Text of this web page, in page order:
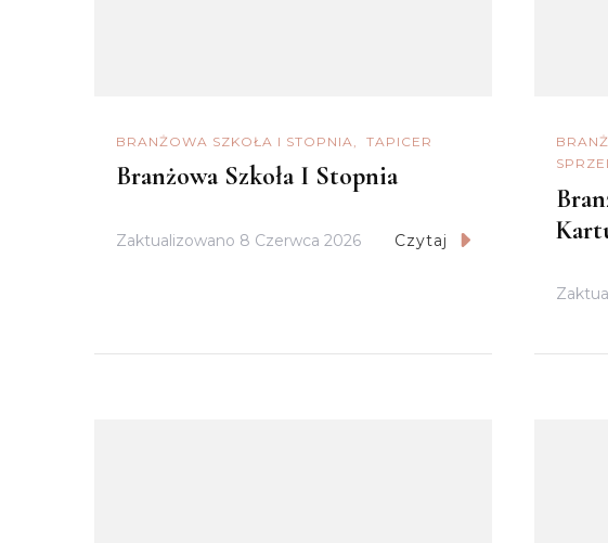
BRANŻOWA SZKOŁA I STOPNIA TAPICER
Branżowa Szkoła I Stopnia
Zaktualizowano 8 Czerwca 2026 Czytaj